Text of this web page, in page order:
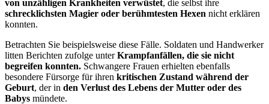
von unzähligen Krankheiten verwüstet, die selbst ihre
schrecklichsten Magier oder berühmtesten Hexen nicht erklären
konnten.
Betrachten Sie beispielsweise diese Fälle. Soldaten und Handwerker
litten Berichten zufolge unterKrampfanfällen, die sie nicht
begreifen konnten. Schwangere Frauen erhielten ebenfalls
besondere Fürsorge für ihren kritischen Zustand während der
Geburt, der in den Verlust des Lebens der Mutter oder des
Babys mündete.